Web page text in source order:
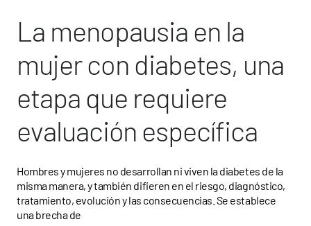
La menopausia en la
mujer con diabetes, una
etapa que requiere
evaluación específica
Hombres y mujeres no desarrollan ni viven la diabetes de la
misma manera, y también difieren en el riesgo, diagnóstico,
tratamiento, evolución y las consecuencias. Se establece
una brecha de